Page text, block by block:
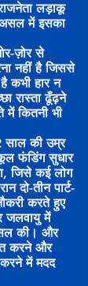
लड़ाकू
असल में इसका
ज़ोर से
नहीं है जिससे
कभी हार न
रास्ता ढूँढ़ने
कितनी भी
साल की उम्र
फंडिंग सुधार
जिसे कई लोग
दो-तीन पार्ट-
करते हुए
जलवायु में
की। और
करने और
में मदद